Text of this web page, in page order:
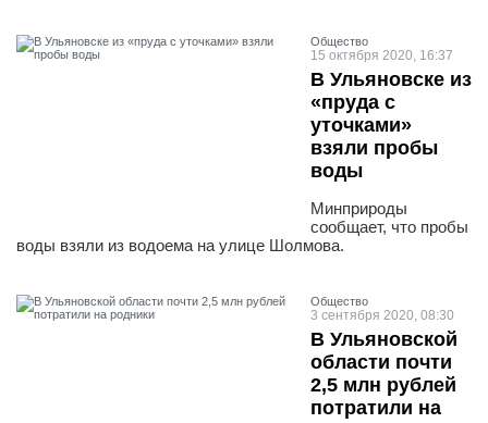
Общество
15 октября 2020, 16:37
В Ульяновске из
«пруда с
уточками»
взяли пробы
воды
Минприроды
сообщает, что пробы
воды взяли из водоема на улице Шолмова.
Общество
3 сентября 2020, 08:30
В Ульяновской
области почти
2,5 млн рублей
потратили на